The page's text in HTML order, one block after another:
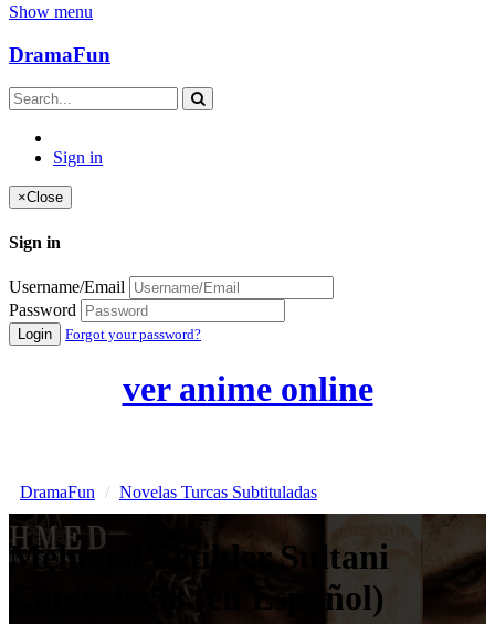
Show menu
DramaFun
Sign in
×Close
Sign in
Username/Email
Password
Login Forgot your password?
ver anime online
DramaFun Novelas Turcas Subtituladas
Mehmed Fetihler Sultani
Capítulo 58 (en Español)